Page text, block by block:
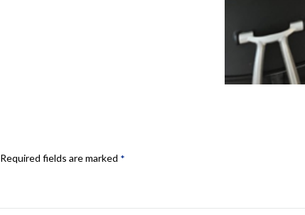
Required fields are marked *